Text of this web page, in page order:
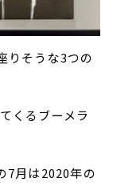
りそうな3つの
くるブーメラ
7月は2020年の